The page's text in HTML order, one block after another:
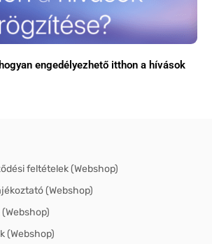
engedélyezhető itthon a hívások
feltételek (Webshop)
(Webshop)
(Webshop)